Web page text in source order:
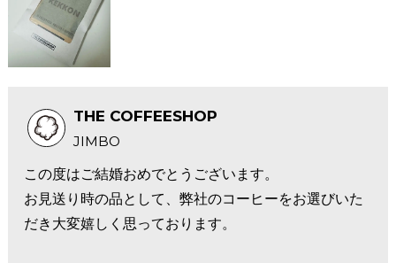
THE COFFEESHOP
JIMBO
この度はご結婚おめでとうございます。
お見送り時の品として、弊社のコーヒーをお選びいた
だき大変嬉しく思っております。